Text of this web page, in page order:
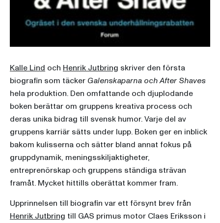
Kalle Lind och Henrik Jutbring skriver den första
biografin som täcker Galenskaparna och After Shaves
hela produktion. Den omfattande och djuplodande
boken berättar om gruppens kreativa process och
deras unika bidrag till svensk humor. Varje del av
gruppens karriär sätts under lupp. Boken ger en inblick
bakom kulisserna och sätter bland annat fokus på
gruppdynamik, meningsskiljaktigheter,
entreprenörskap och gruppens ständiga strävan
framåt. Mycket hittills oberättat kommer fram.
Upprinnelsen till biografin var ett försynt brev från
Henrik Jutbring till GAS primus motor Claes Eriksson i